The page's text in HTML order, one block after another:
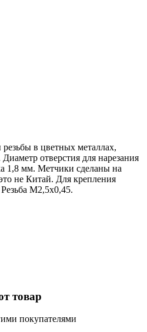
в цветных металлах,
отверстия для нарезания
1,8 мм. Метчики сделаны на
не Китай. Для крепления
Резьба М2,5х0,45.
товар
покупателями